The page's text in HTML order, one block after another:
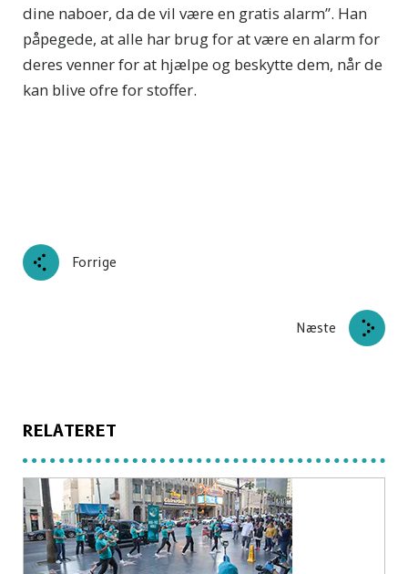
dine naboer, da de vil være en gratis alarm”. Han
påpegede, at alle har brug for at være en alarm for
deres venner for at hjælpe og beskytte dem, når de
kan blive ofre for stoffer.
Forrige
Næste
RELATERET